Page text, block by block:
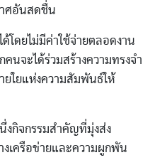
ศอันสดชื่น
ด้โดยไม่มีค่าใช้จ่ายตลอดงาน
คนจะได้ร่วมสร้างความทรงจำ
ใยแห่งความสัมพันธ์ให้
งกิจกรรมสำคัญที่มุ่งส่ง
เครือข่ายและความผูกพัน